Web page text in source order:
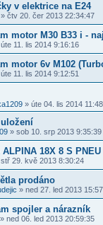
v elektrice na E24
» čtv 20. čer 2013 22:34:47
motor M30 B33 i -
úte 11. lis 2014 9:16:16
motor 6v M102
úte 11. lis 2014 9:12:51
» úte 04. lis 2014
» sob 10. srp 2013 9:35:39
ALPINA 18X 8 S PNEU
stř 29. kvě 2013 8:30:24
prodáno
» ned 27. led 2013
spojler a nárazník
» ned 06. led 2013 20:59:35